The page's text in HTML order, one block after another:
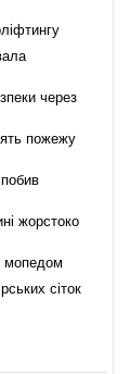
через
пожежу
жорстоко
мопедом
сіток